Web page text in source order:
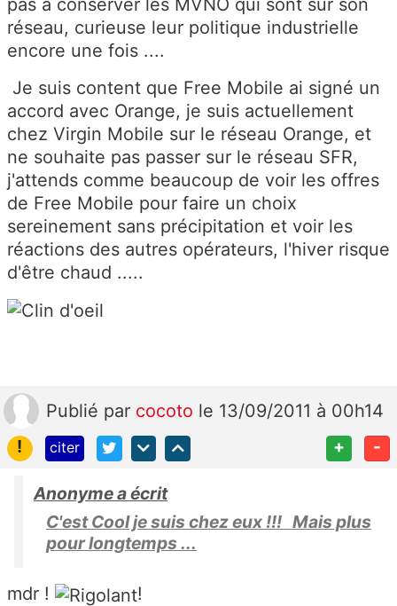
réseau, curieuse leur politique industrielle
encore une fois ....
Je suis content que Free Mobile ai signé un
accord avec Orange, je suis actuellement
chez Virgin Mobile sur le réseau Orange, et
ne souhaite pas passer sur le réseau SFR,
j'attends comme beaucoup de voir les offres
de Free Mobile pour faire un choix
sereinement sans précipitation et voir les
réactions des autres opérateurs, l'hiver risque
d'être chaud .....
Publié par cocoto le 13/09/2011 à 00h14
!
citer + -
Anonyme a écrit
C'est Cool je suis chez eux !!! Mais plus
pour longtemps ...
mdr ! !